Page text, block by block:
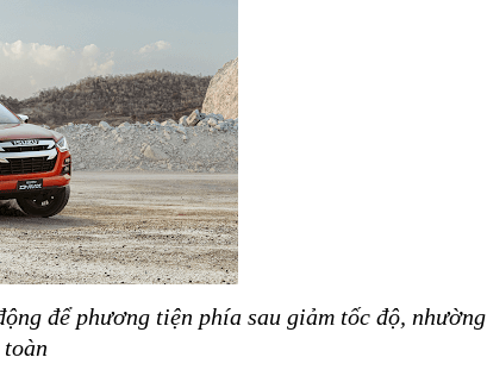
để phương tiện phía sau giảm tốc độ, nhường